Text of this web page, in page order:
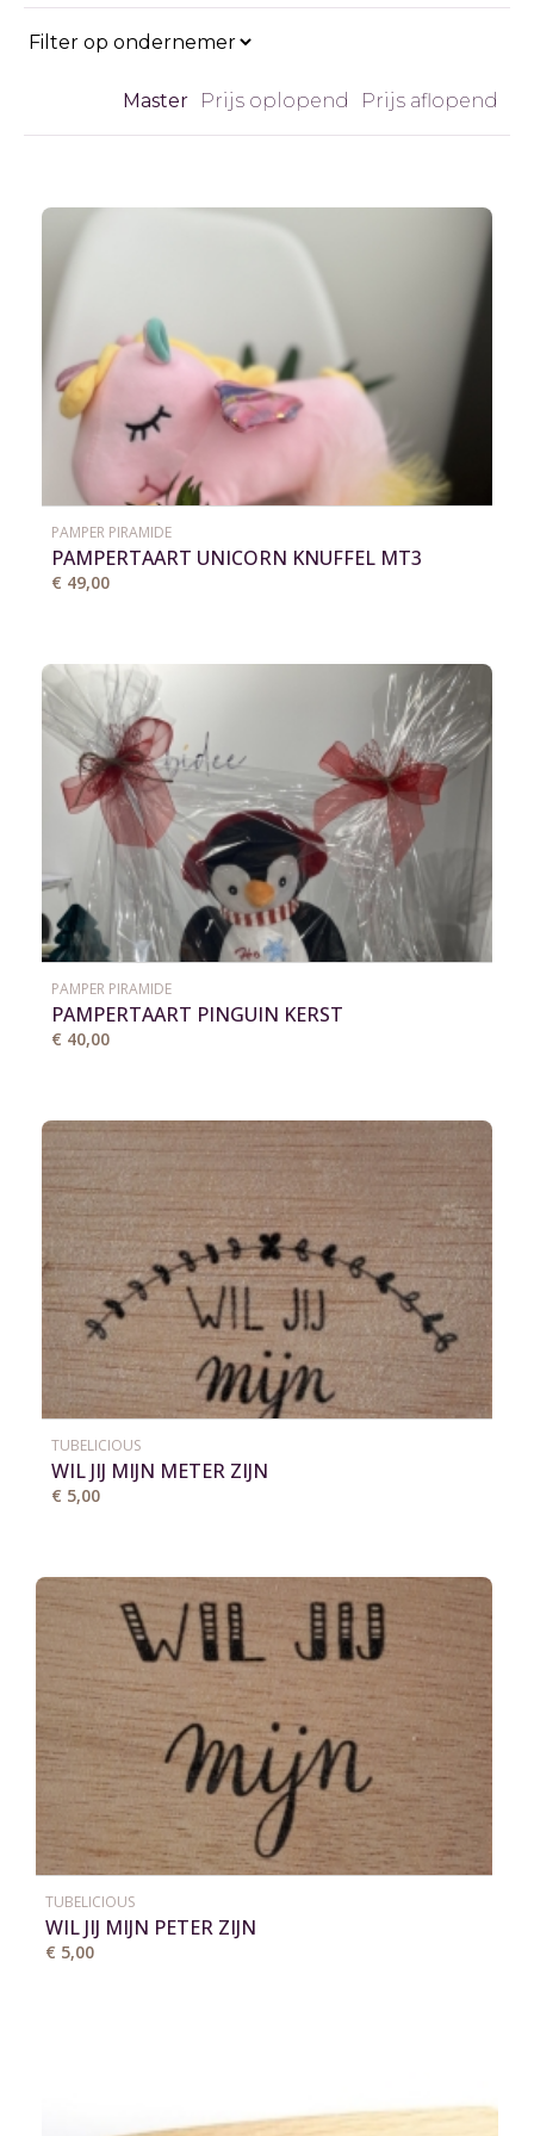
Master Prijs oplopend Prijs aflopend
PAMPER PIRAMIDE
PAMPERTAART UNICORN KNUFFEL MT3
€ 49,00
PAMPER PIRAMIDE
PAMPERTAART PINGUIN KERST
€ 40,00
TUBELICIOUS
WIL JIJ MIJN METER ZIJN
€ 5,00
TUBELICIOUS
WIL JIJ MIJN PETER ZIJN
€ 5,00